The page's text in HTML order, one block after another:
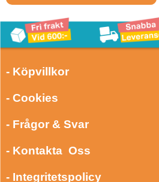
- Köpvillkor
- Cookies
- Frågor & Svar
- Kontakta Oss
- Integritetspolicy